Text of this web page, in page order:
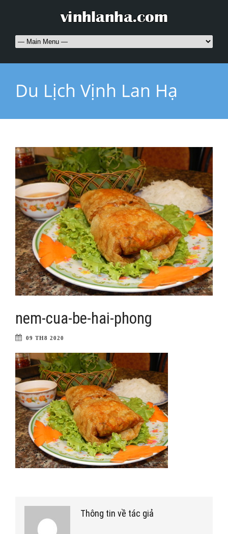
Du Lịch Vịnh Lan Hạ
nem-cua-be-hai-phong
09 TH8 2020
Thông tin về tác giả